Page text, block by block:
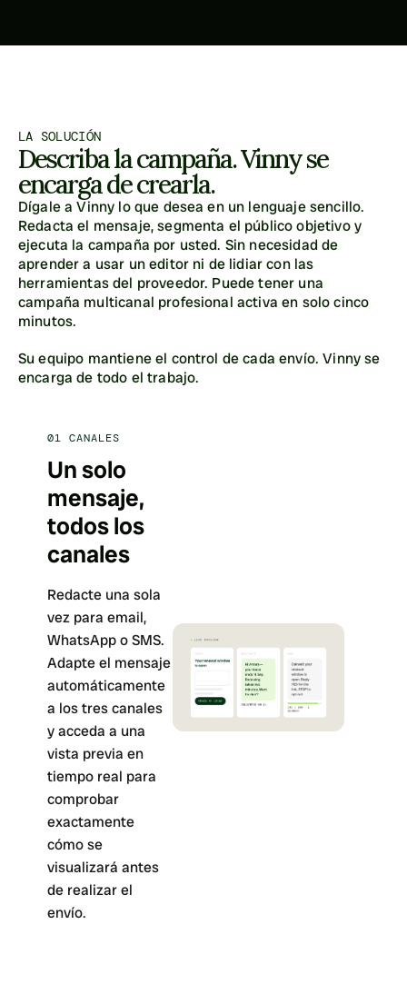
LA SOLUCIÓN
Describa la campaña. Vinny se
encarga de crearla.
Dígale a Vinny lo que desea en un lenguaje sencillo.
Redacta el mensaje, segmenta el público objetivo y
ejecuta la campaña por usted. Sin necesidad de
aprender a usar un editor ni de lidiar con las
herramientas del proveedor. Puede tener una
campaña multicanal profesional activa en solo cinco
minutos.
Su equipo mantiene el control de cada envío. Vinny se
encarga de todo el trabajo.
01 CANALES
Un solo
mensaje,
todos los
canales
Redacte una sola
vez para email,
WhatsApp o SMS.
Adapte el mensaje
automáticamente
a los tres canales
y acceda a una
vista previa en
tiempo real para
comprobar
exactamente
cómo se
visualizará antes
de realizar el
envío.